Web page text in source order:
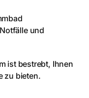
und
ist bestrebt, Ihnen
zu bieten.